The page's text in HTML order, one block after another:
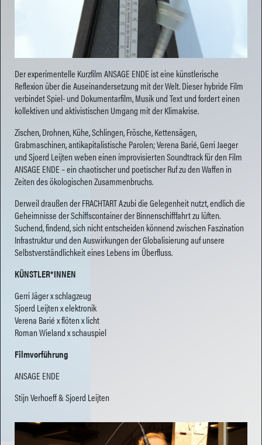
Der experimentelle Kurzfilm ANSAGE ENDE ist eine künstlerische
Reflexion über die Auseinandersetzung mit der Welt. Dieser hybride Film
verbindet Spiel- und Dokumentarfilm, Musik und Text und fordert einen
kollektiven und aktivistischen Umgang mit der Klimakrise.
Zischen, Drohnen, Kühe, Schlingen, Frösche, Kettensägen,
Grabmaschinen, antikapitalistische Parolen; Verena Barié, Gerri Jaeger
und Sjoerd Leijten weben einen improvisierten Soundtrack für den Film
ANSAGE ENDE – ein chaotischer und poetischer Ruf zu den Waffen in
Zeiten des ökologischen Zusammenbruchs.
Derweil draußen der FRACHTART Azubi die Gelegenheit nutzt, endlich die
Geheimnisse der Schiffscontainer der Binnenschifffahrt zu lüften.
Suchend, findend, sich nicht entscheiden könnend zwischen Faszination
Infrastruktur und den Auswirkungen der Globalisierung auf unsere
Selbstverständlichkeit eines Lebens im Überfluss.
KÜNSTLER*INNEN
Gerri Jäger x schlagzeug
Sjoerd Leijten x elektronik
Verena Barié x flöten x licht
Roman Wieland x schauspiel
Filmvorführung
ANSAGE ENDE
Stijn Verhoeff & Sjoerd Leijten